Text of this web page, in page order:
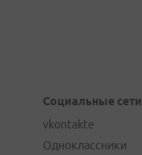
Социальные сети
vkontakte
Одноклассники